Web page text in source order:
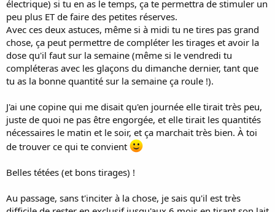
électrique) si tu en as le temps, ça te permettra de stimuler un
peu plus ET de faire des petites réserves.
Avec ces deux astuces, même si à midi tu ne tires pas grand
chose, ça peut permettre de compléter les tirages et avoir la
dose qu'il faut sur la semaine (même si le vendredi tu
compléteras avec les glaçons du dimanche dernier, tant que
tu as la bonne quantité sur la semaine ça roule !).
J'ai une copine qui me disait qu'en journée elle tirait très peu,
juste de quoi ne pas être engorgée, et elle tirait les quantités
nécessaires le matin et le soir, et ça marchait très bien. À toi
de trouver ce qui te convient
Belles tétées (et bons tirages) !
Au passage, sans t'inciter à la chose, je sais qu'il est très